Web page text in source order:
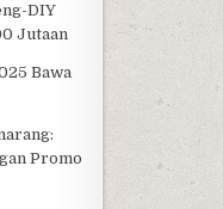
DIY
Jutaan
Bawa
Promo